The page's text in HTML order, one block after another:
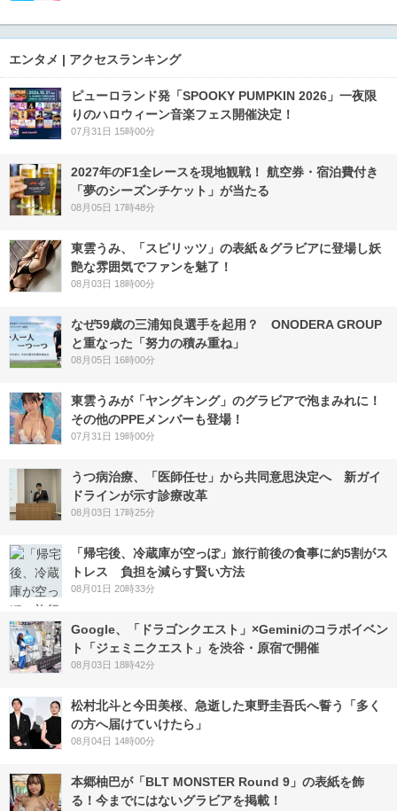
エンタメ | アクセスランキング
ピューロランド発「SPOOKY PUMPKIN 2026」一夜限
りのハロウィーン音楽フェス開催決定！
07月31日 15時00分
2027年のF1全レースを現地観戦！ 航空券・宿泊費付き
「夢のシーズンチケット」が当たる
08月05日 17時48分
東雲うみ、「スピリッツ」の表紙＆グラビアに登場し妖
艶な雰囲気でファンを魅了！
08月03日 18時00分
なぜ59歳の三浦知良選手を起用？ ONODERA GROUP
と重なった「努力の積み重ね」
08月05日 16時00分
東雲うみが「ヤングキング」のグラビアで泡まみれに！
その他のPPEメンバーも登場！
07月31日 19時00分
うつ病治療、「医師任せ」から共同意思決定へ 新ガイ
ドラインが示す診療改革
08月03日 17時25分
「帰宅後、冷蔵庫が空っぽ」旅行前後の食事に約5割がス
トレス 負担を減らす賢い方法
08月01日 20時33分
Google、「ドラゴンクエスト」×Geminiのコラボイベン
ト「ジェミニクエスト」を渋谷・原宿で開催
08月03日 18時42分
松村北斗と今田美桜、急逝した東野圭吾氏へ誓う「多く
の方へ届けていけたら」
08月04日 14時00分
本郷柚巴が「BLT MONSTER Round 9」の表紙を飾
る！今までにはないグラビアを掲載！